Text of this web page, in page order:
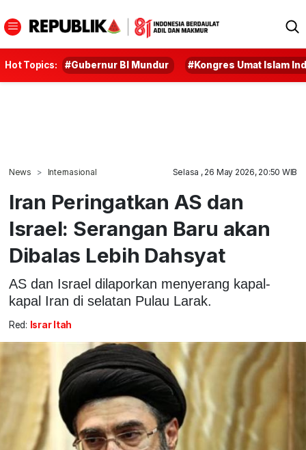
Hot Topics: #Gubernur BI Mundur #Kongres Umat Islam
News Internasional Selasa , 26 May 2026, 20:50 WIB
Iran Peringatkan AS dan
Israel: Serangan Baru akan
Dibalas Lebih Dahsyat
AS dan Israel dilaporkan menyerang kapal-
kapal Iran di selatan Pulau Larak.
Red: Israr Itah